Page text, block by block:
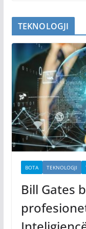
TEKNOLOGJI
BOTA TEKNOLOGJI
Bill Gates